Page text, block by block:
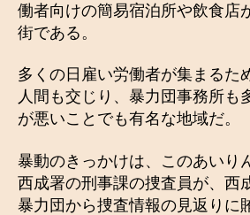
働者向けの簡易宿泊所や飲食店
街である。
多くの日雇い労働者が集まるた
人間も交じり、暴力団事務所も
が悪いことでも有名な地域だ。
暴動のきっかけは、このあいり
西成署の刑事課の捜査員が、西
暴力団から捜査情報の見返りに